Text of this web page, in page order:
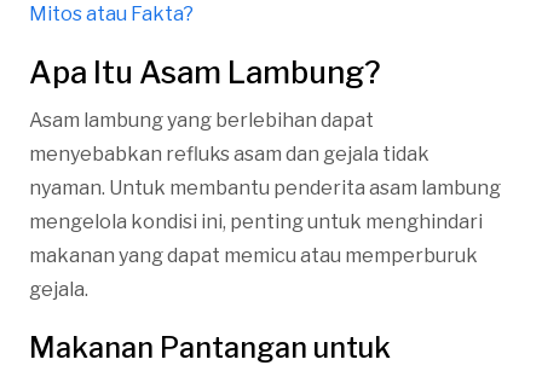
Mitos atau Fakta?
Apa Itu Asam Lambung?
Asam lambung yang berlebihan dapat
menyebabkan refluks asam dan gejala tidak
nyaman. Untuk membantu penderita asam lambung
mengelola kondisi ini, penting untuk menghindari
makanan yang dapat memicu atau memperburuk
gejala.
Makanan Pantangan untuk